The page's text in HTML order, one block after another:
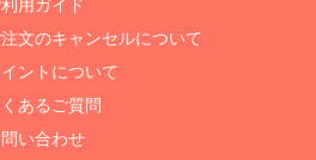
用ガイド
文のキャンセルについて
ントについて
あるご質問
い合わせ